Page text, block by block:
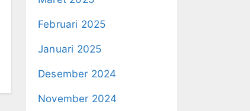
Februari 2025
Januari 2025
Desember 2024
November 2024